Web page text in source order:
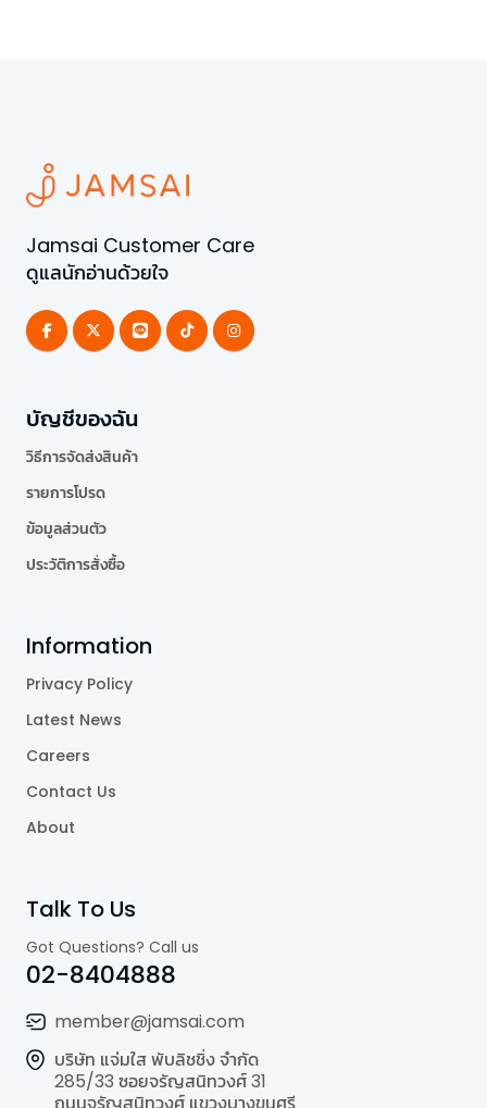
Jamsai Customer Care
ดูแลนักอ่านด้วยใจ
บัญชีของฉัน
วิธีการจัดส่งสินค้า
รายการโปรด
ข้อมูลส่วนตัว
ประวัติการสั่งซื้อ
Information
Privacy Policy
Latest News
Careers
Contact Us
About
Talk To Us
Got Questions? Call us
02-8404888
member@jamsai.com
บริษัท แจ่มใส พับลิชชิ่ง จำกัด
285/33 ซอยจรัญสนิทวงศ์ 31
ถนนจรัญสนิทวงศ์ แขวงบางขุนศรี